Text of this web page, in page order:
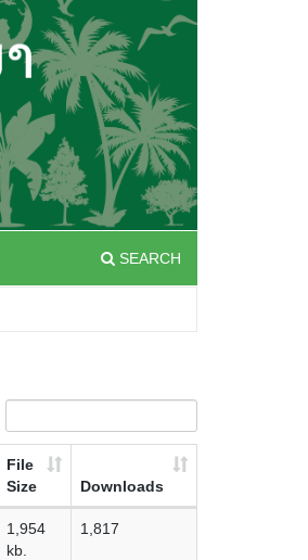
SEARCH
File
Size
Downloads
1,954
kb.
1,817